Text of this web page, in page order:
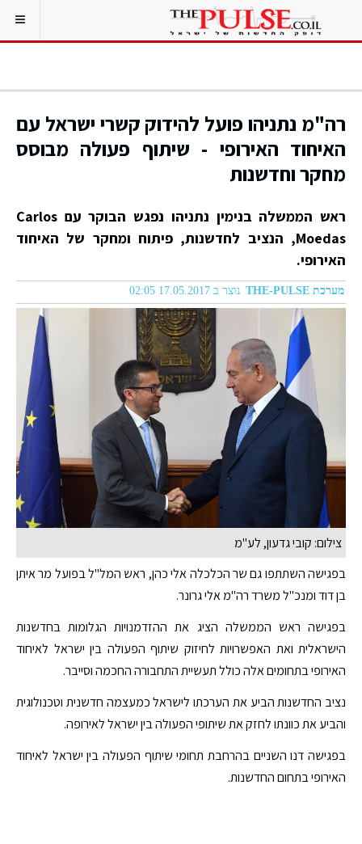
רה"מ נתניהו פועל להידוק קשרי ישראל עם
האיחוד האירופי - שיתוף פעולה מבוסס
מחקר וחדשנות
ראש הממשלה בנימין נתניהו נפגש הבוקר עם Carlos
Moedas, הנציב לחדשנות, פיתוח ומחקר של האיחוד
האירופי.
מערכת THE-PULSE נוצר ב 17.05.2017 02:05
צילום: קובי גדעון, לע"מ
בפגישה השתתפו גם שר הכלכלה אלי כהן, ראש המל"ל בפועל מר איתן
בן דוד ומנכ"ל משרד רה"מ אלי גרונר.
בפגישה ראש הממשלה הציג את ההזדמנויות הגלומות בחדשנות
הישראלית ואת האפשרויות לחיזוק שיתוף הפעולה בין ישראל לאיחוד
האירופי בתחומים אלה כולל תעשיית התחבורה החכמה וסייבר.
נציב החדשנות הביע את הערכתו לישראל כמעצמה חדשנית וטכנולוגית
והביע את כוונתו לחזק את שיתופי הפעולה בין ישראל לאירופה.
בפגישה דנו השניים בהרחבת תחומי שיתוף הפעולה בין ישראל לאיחוד
האירופי בתחום החדשנות.